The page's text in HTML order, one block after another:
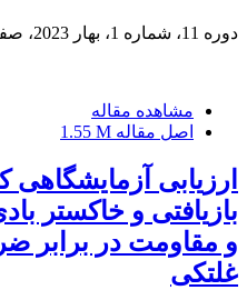
دوره 11، شماره 1، بهار 2023، صفحه
مشاهده مقاله
اصل مقاله 1.55 M
ارزیابی آزمایشگاهی
بازیافتی و خاکستر
و مقاومت در برابر
غلتکی